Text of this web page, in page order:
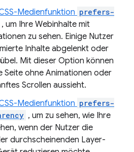
Medienfunktion prefers-
, um Ihre Webinhalte mit
zu sehen. Einige Nutzer
Inhalte abgelenkt oder
Mit dieser Option können
Seite ohne Animationen oder
Scrollen aussieht.
Medienfunktion prefers-
, um zu sehen, wie Ihre
wenn der Nutzer die
durchscheinenden Layer-